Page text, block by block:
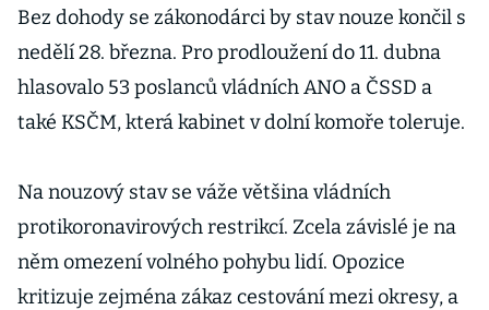
Bez dohody se zákonodárci by stav nouze končil s
nedělí 28. března. Pro prodloužení do 11. dubna
hlasovalo 53 poslanců vládních ANO a ČSSD a
také KSČM, která kabinet v dolní komoře toleruje.
Na nouzový stav se váže většina vládních
protikoronavirových restrikcí. Zcela závislé je na
něm omezení volného pohybu lidí. Opozice
kritizuje zejména zákaz cestování mezi okresy, a